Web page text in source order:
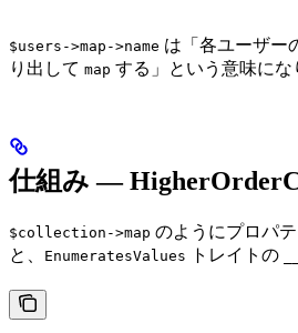
$users->map->name は「各ユーザー
り出して map する」という意味にな
仕組み —
$collection->map のようにプロパ
と、
EnumeratesValues トレイトの